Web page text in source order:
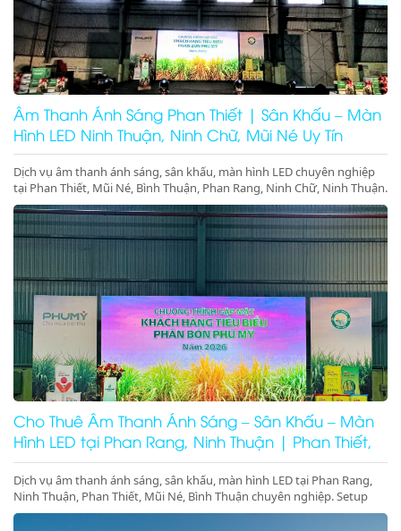
Âm Thanh Ánh Sáng Phan Thiết | Sân Khấu – Màn
Hình LED Ninh Thuận, Ninh Chữ, Mũi Né Uy Tín
Dịch vụ âm thanh ánh sáng, sân khấu, màn hình LED chuyên nghiệp
tại Phan Thiết, Mũi Né, Bình Thuận, Phan Rang, Ninh Chữ, Ninh Thuận.
Setup trọn gói sự kiện, gala dinner, hội nghị. Gọi ngay!
Cho Thuê Âm Thanh Ánh Sáng – Sân Khấu – Màn
Hình LED tại Phan Rang, Ninh Thuận | Phan Thiết,
Mũi Né, Bình Thuận
Dịch vụ âm thanh ánh sáng, sân khấu, màn hình LED tại Phan Rang,
Ninh Thuận, Phan Thiết, Mũi Né, Bình Thuận chuyên nghiệp. Setup
trọn gói sự kiện, gala dinner, pool party, giá tốt – thi công nhanh –